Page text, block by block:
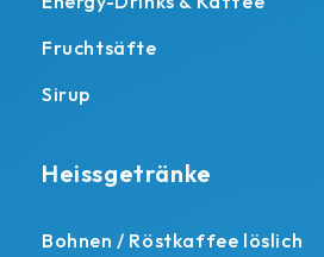
Fruchtsäfte
Sirup
Heissgetränke
Bohnen / Röstkaffee löslich